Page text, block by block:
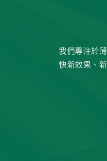
我們專注於
快新效果、